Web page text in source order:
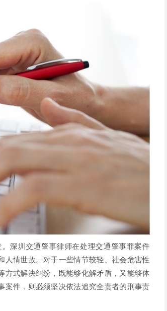
深圳交通肇事律师在处理交通肇事罪案件
人情世故。对于一些情节较轻、社会危害性
方式解决纠纷，既能够化解矛盾，又能够体
案件，则必须坚决依法追究全责者的刑事责